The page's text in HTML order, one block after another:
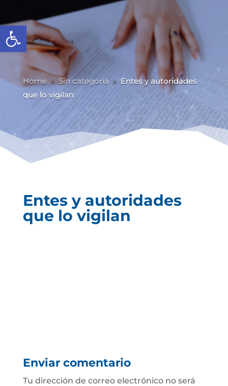
Abrir barra de herramientas
Home 9 Sin categoría 9 Entes y autoridades
que lo vigilan
Entes y autoridades
que lo vigilan
Enviar comentario
Tu dirección de correo electrónico no será